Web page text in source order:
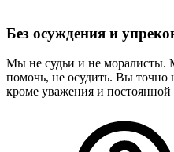
Без осуждения и
Мы не судьи и не
помочь, не осудить. Вы точно
кроме уважения и